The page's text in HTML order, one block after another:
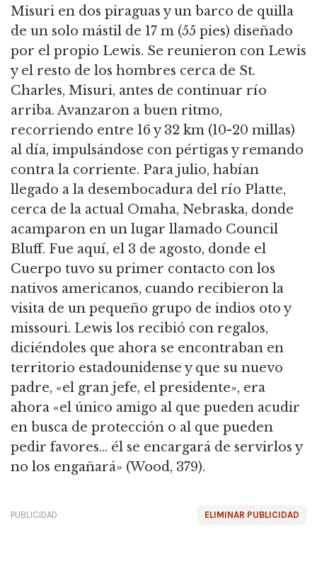
Misuri en dos piraguas y un barco de quilla
de un solo mástil de 17 m (55 pies) diseñado
por el propio Lewis. Se reunieron con Lewis
y el resto de los hombres cerca de St.
Charles, Misuri, antes de continuar río
arriba. Avanzaron a buen ritmo,
recorriendo entre 16 y 32 km (10-20 millas)
al día, impulsándose con pértigas y remando
contra la corriente. Para julio, habían
llegado a la desembocadura del río Platte,
cerca de la actual Omaha, Nebraska, donde
acamparon en un lugar llamado Council
Bluff. Fue aquí, el 3 de agosto, donde el
Cuerpo tuvo su primer contacto con los
nativos americanos, cuando recibieron la
visita de un pequeño grupo de indios oto y
missouri. Lewis los recibió con regalos,
diciéndoles que ahora se encontraban en
territorio estadounidense y que su nuevo
padre, «el gran jefe, el presidente», era
ahora «el único amigo al que pueden acudir
en busca de protección o al que pueden
pedir favores… él se encargará de servirlos y
no los engañará» (Wood, 379).
ELIMINAR PUBLICIDAD
PUBLICIDAD